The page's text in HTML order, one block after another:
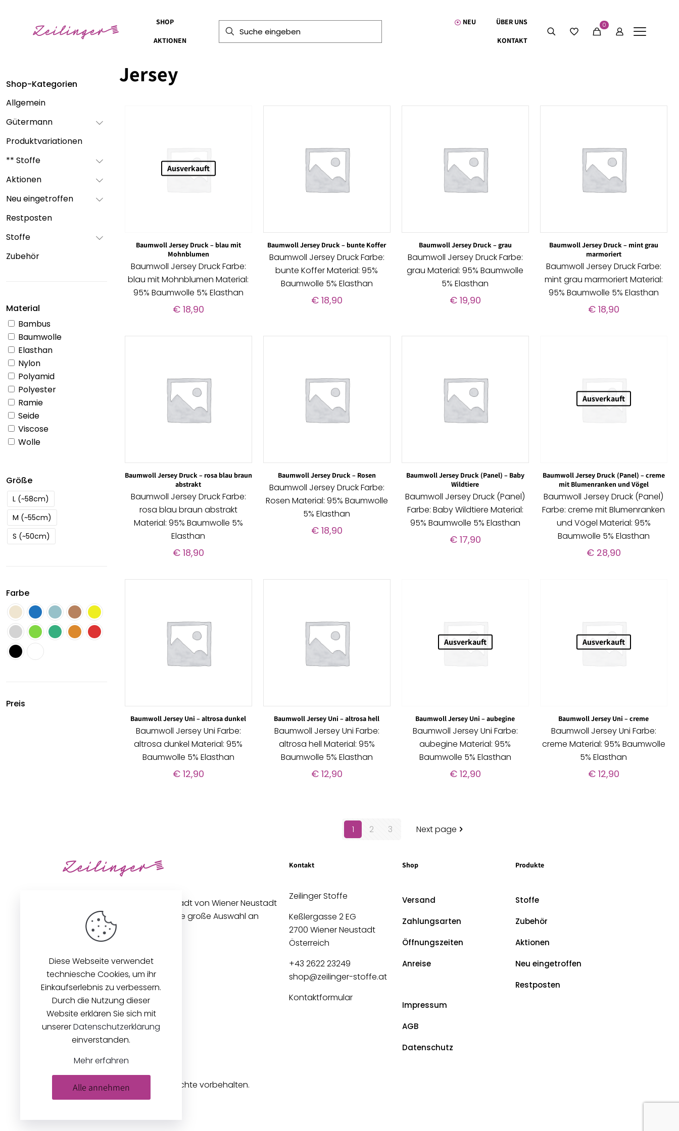
SHOP
AKTIONEN
NEU ÜBER UNS
KONTAKT
0
Shop-Kategorien
Allgemein
Gütermann
Produktvariationen
** Stoffe
Aktionen
Neu eingetroffen
Restposten
Stoffe
Zubehör
Material
Bambus
Baumwolle
Elasthan
Nylon
Polyamid
Polyester
Ramie
Seide
Viscose
Wolle
Größe
L (~58cm)
M (~55cm)
S (~50cm)
Farbe
Preis
Jersey
Ausverkauft
Baumwoll Jersey Druck – blau mit
Mohnblumen
Baumwoll Jersey Druck Farbe:
blau mit Mohnblumen Material:
95% Baumwolle 5% Elasthan
€18,90
Baumwoll Jersey Druck – bunte Koffer
Baumwoll Jersey Druck Farbe:
bunte Koffer Material: 95%
Baumwolle 5% Elasthan
€18,90
Baumwoll Jersey Druck – grau
Baumwoll Jersey Druck Farbe:
grau Material: 95% Baumwolle
5% Elasthan
€19,90
Baumwoll Jersey Druck – mint grau
marmoriert
Baumwoll Jersey Druck Farbe:
mint grau marmoriert Material:
95% Baumwolle 5% Elasthan
€18,90
Baumwoll Jersey Druck – rosa blau braun
abstrakt
Baumwoll Jersey Druck Farbe:
rosa blau braun abstrakt
Material: 95% Baumwolle 5%
Elasthan
€18,90
Baumwoll Jersey Druck – Rosen
Baumwoll Jersey Druck Farbe:
Rosen Material: 95% Baumwolle
5% Elasthan
€18,90
Baumwoll Jersey Druck (Panel) – Baby
Wildtiere
Baumwoll Jersey Druck (Panel)
Farbe: Baby Wildtiere Material:
95% Baumwolle 5% Elasthan
€17,90
Ausverkauft
Baumwoll Jersey Druck (Panel) – creme
mit Blumenranken und Vögel
Baumwoll Jersey Druck (Panel)
Farbe: creme mit Blumenranken
und Vögel Material: 95%
Baumwolle 5% Elasthan
€28,90
Baumwoll Jersey Uni – altrosa dunkel
Baumwoll Jersey Uni Farbe:
altrosa dunkel Material: 95%
Baumwolle 5% Elasthan
€12,90
Baumwoll Jersey Uni – altrosa hell
Baumwoll Jersey Uni Farbe:
altrosa hell Material: 95%
Baumwolle 5% Elasthan
€12,90
Ausverkauft
Baumwoll Jersey Uni – aubegine
Baumwoll Jersey Uni Farbe:
aubegine Material: 95%
Baumwolle 5% Elasthan
€12,90
Ausverkauft
Baumwoll Jersey Uni – creme
Baumwoll Jersey Uni Farbe:
creme Material: 95% Baumwolle
5% Elasthan
€12,90
1 2 3 Next page
Unseren Betrieb in der Innenstadt von Wiener Neustadt
gibt es seit 1896. Wir bieten eine große Auswahl an
Stoffen und Zubehör an.
Kontakt
Zeilinger Stoffe
Keßlergasse 2 EG
2700 Wiener Neustadt
Österreich
+43 2622 23249
shop@zeilinger-stoffe.at
Kontaktformular
Shop
Versand
Zahlungsarten
Öffnungszeiten
Anreise
Impressum
AGB
Datenschutz
Produkte
Stoffe
Zubehör
Aktionen
Neu eingetroffen
Restposten
© 2026Zeilinger Stoffe . Alle Rechte vorbehalten.
Diese Webseite verwendet
techniesche Cookies, um ihr
Einkaufserlebnis zu verbessern.
Durch die Nutzung dieser
Website erklären Sie sich mit
unsererDatenschutzerklärung
einverstanden.
Mehr erfahren
Alle annehmen